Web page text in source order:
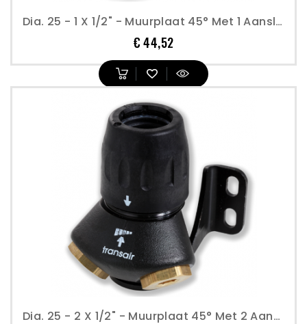
Dia. 25 - 1 X 1/2" - Muurplaat 45° Met 1 Aansluiting - Transair
€ 44,52Prijs
Dia. 25 - 2 X 1/2" - Muurplaat 45° Met 2 Aansluitingen - Transair